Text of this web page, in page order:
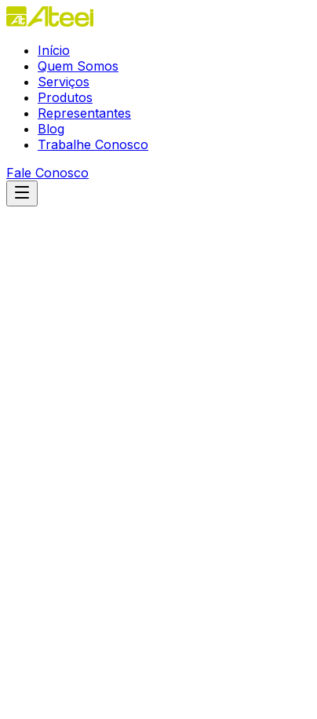
Início
Quem Somos
Serviços
Produtos
Representantes
Blog
Trabalhe Conosco
Fale Conosco